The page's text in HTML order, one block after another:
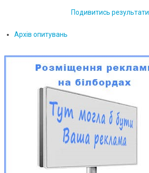
Подивитись результати
Архів опитувань